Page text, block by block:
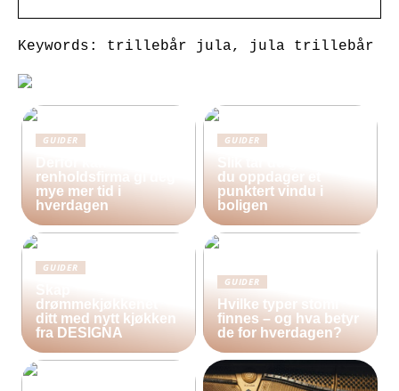
Keywords: trillebår jula, jula trillebår
GUIDER
renholdsfirma gi deg
mye mer tid i
hverdagen
GUIDER
du oppdager et
punktert vindu i
boligen
GUIDER
drømmekjøkkenet
ditt med nytt kjøkken
fra DESIGNA
GUIDER
Hvilke typer stomi
finnes – og hva betyr
de for hverdagen?